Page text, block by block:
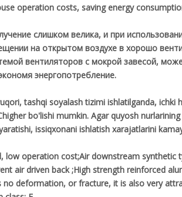
operation costs, saving energy
слишком велика, и при
на открытом воздухе в хорошо
вентиляторов с мокрой завесой,
энергопотребление.
tashqi soyalash tizimi ishlatilganda,
bo'lishi mumkin. Agar quyosh
issiqxonani ishlatish xarajatlarini
operation cost;Air downstream
air driven back ;High strength reinforced
deformation, or fracture, it is also very